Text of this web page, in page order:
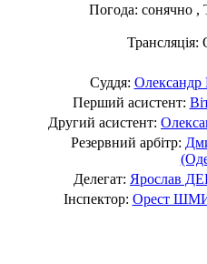
Погода: сонячно ,
Трансляція:
Суддя:
Перший асистент:
Другий асистент:
Резервний арбітр:
Делегат: Ярослав
Інспектор: Орест